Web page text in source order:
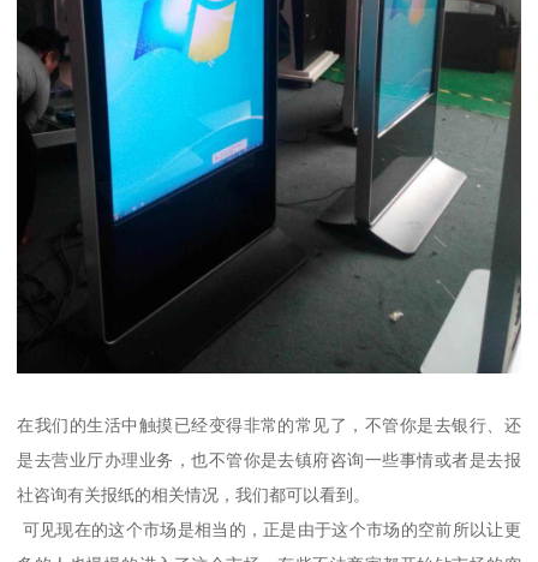
在我们的生活中触摸已经变得非常的常见了，不管你是去银行、还
是去营业厅办理业务，也不管你是去镇府咨询一些事情或者是去报
社咨询有关报纸的相关情况，我们都可以看到。
可见现在的这个市场是相当的，正是由于这个市场的空前所以让更